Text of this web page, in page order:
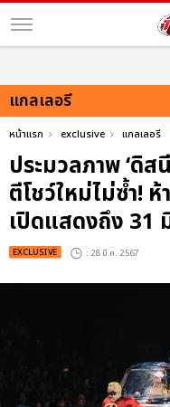
แกลเลอรี
หน้าแรก exclusive แกลเลอรี
ประมวลภาพ ‘ดิส
ตีโชว์ใหม่ไม่ซ้ำ!
เปิดแสดงถึง 31
EXCLUSIVE : 28 มี.ค. 2567